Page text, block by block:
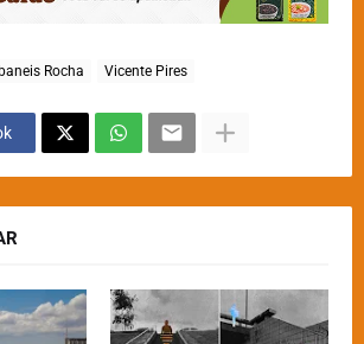
Rocha Vicente Pires